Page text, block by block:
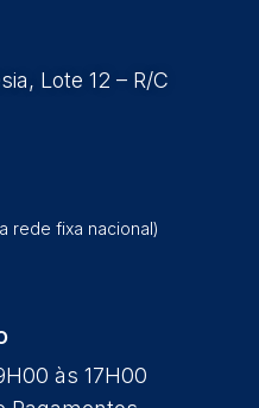
Lote 12 – R/C
rede fixa nacional)
às 17H00